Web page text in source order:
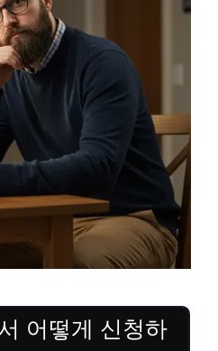
어떻게 신청하